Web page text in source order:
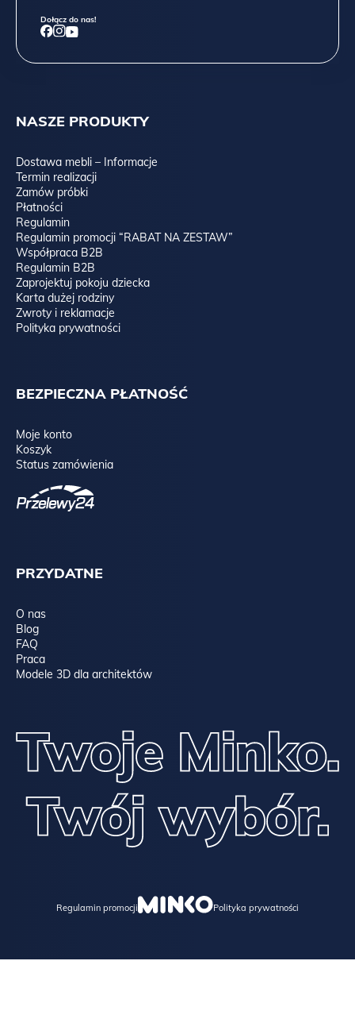
NASZE PRODUKTY
Dostawa mebli – Informacje
Termin realizacji
Zamów próbki
Płatności
Regulamin
Regulamin promocji “RABAT NA ZESTAW”
Współpraca B2B
Regulamin B2B
Zaprojektuj pokoju dziecka
Karta dużej rodziny
Zwroty i reklamacje
Polityka prywatności
BEZPIECZNA PŁATNOŚĆ
Moje konto
Koszyk
Status zamówienia
PRZYDATNE
O nas
Blog
FAQ
Praca
Modele 3D dla architektów
Dołącz do nas!
Regulamin promocji Polityka prywatności